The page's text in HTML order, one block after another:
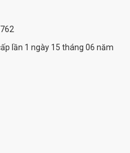
lần 1 ngày 15 tháng 06 năm